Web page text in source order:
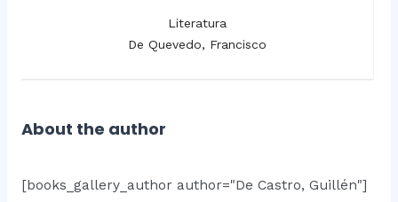
Literatura
De Quevedo, Francisco
About the author
[books_gallery_author author="De Castro, Guillén"]